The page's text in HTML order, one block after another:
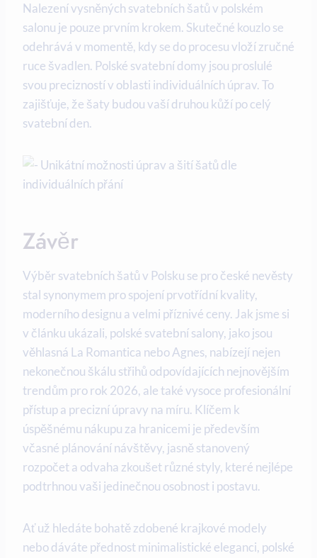
Nalezení vysněných svatebních šatů v polském
salonu je pouze prvním krokem. Skutečné kouzlo se
odehrává v momentě, kdy se do procesu vloží zručné
ruce švadlen. Polské svatební domy jsou proslulé
svou precizností v oblasti individuálních úprav. To
zajišťuje, že šaty budou vaší druhou kůží po celý
svatební den.
Závěr
Výběr svatebních šatů v Polsku se pro české nevěsty
stal synonymem pro spojení prvotřídní kvality,
moderního designu a velmi příznivé ceny. Jak jsme si
v článku ukázali, polské svatební salony, jako jsou
věhlasná La Romantica nebo Agnes, nabízejí nejen
nekonečnou škálu střihů odpovídajících nejnovějším
trendům pro rok 2026, ale také vysoce profesionální
přístup a precizní úpravy na míru. Klíčem k
úspěšnému nákupu za hranicemi je především
včasné plánování návštěvy, jasně stanovený
rozpočet a odvaha zkoušet různé styly, které nejlépe
podtrhnou vaši jedinečnou osobnost i postavu.
Ať už hledáte bohatě zdobené krajkové modely
nebo dáváte přednost minimalistické eleganci, polské